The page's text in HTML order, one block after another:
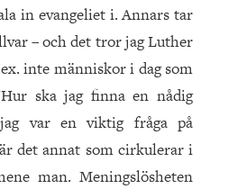
in evangeliet i. Annars tar
– och det tror jag Luther
inte människor i dag som
ska jag finna en nådig
var en viktig fråga på
det annat som cirkulerar i
man. Meningslösheten